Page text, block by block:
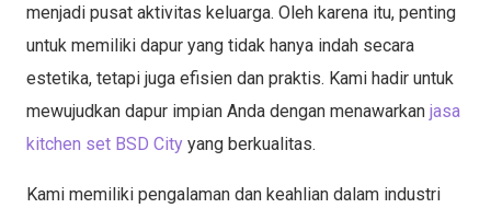
menjadi pusat aktivitas keluarga. Oleh karena itu, penting
untuk memiliki dapur yang tidak hanya indah secara
estetika, tetapi juga efisien dan praktis. Kami hadir untuk
mewujudkan dapur impian Anda dengan menawarkan jasa
kitchen set BSD City yang berkualitas.
Kami memiliki pengalaman dan keahlian dalam industri